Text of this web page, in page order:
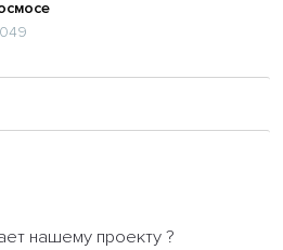
нашему проекту ?